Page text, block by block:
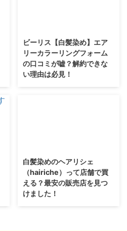
ビーリス【白髪染め】エア
リーカラーリングフォーム
の口コミが嘘？解約できな
い理由は必見！
白髪染めのヘアリシェ
（hairiche）って店舗で買
える？最安の販売店を見つ
けました！